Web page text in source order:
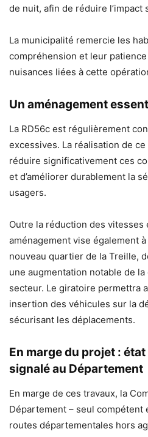
de nuit, afin de réduire
La municipalité remercie les
compréhension et leur
nuisances liées à cette
Un aménagement
La RD56c est régulièrement
excessives. La réalisation de
réduire significativement ces
et d’améliorer durablement la
usagers.
Outre la réduction des vitesses
aménagement vise également
nouveau quartier de la Treille,
une augmentation notable de
secteur. Le giratoire permettra
insertion des véhicules sur la
sécurisant les déplacements.
En marge du projet :
signalé au Département
En marge de ces travaux, la
Département – seul compétent
routes départementales hors